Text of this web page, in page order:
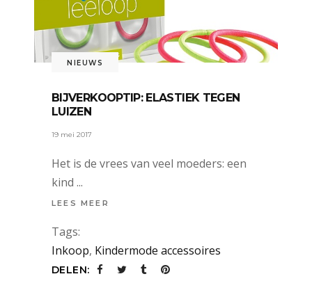
NIEUWS
BIJVERKOOPTIP: ELASTIEK TEGEN
LUIZEN
19 mei 2017
Het is de vrees van veel moeders: een
kind
LEES MEER
Tags:
Inkoop, Kindermode accessoires
DELEN: